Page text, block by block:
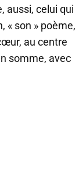
aussi, celui qui
« son » poème,
au centre
somme, avec